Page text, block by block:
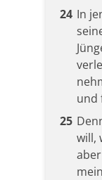
24 In
und
25
will,